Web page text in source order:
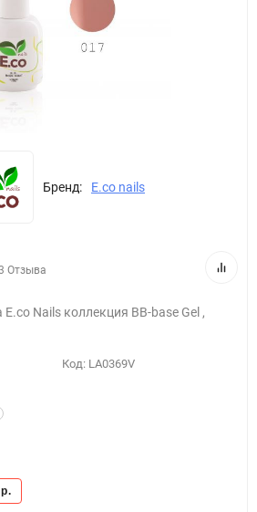
Бренд: E.co nails
Отзыва
Nails коллекция BB-base Gel ,
Код: LA0369V
р.